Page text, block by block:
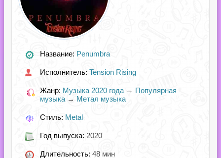
Название: Penumbra
Исполнитель: Tension Rising
Жанр: Музыка 2020 года → Популярная
музыка → Метал музыка
Стиль: Metal
Год выпуска: 2020
Длительность: 48 мин